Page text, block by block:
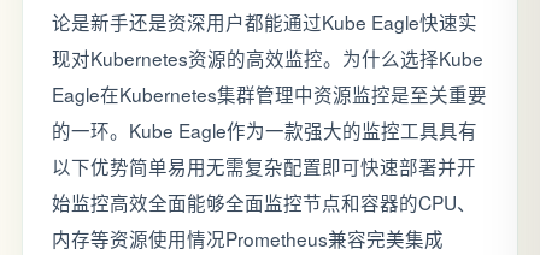
论是新手还是资深用户都能通过Kube Eagle快速实
现对Kubernetes资源的高效监控。为什么选择Kube
Eagle在Kubernetes集群管理中资源监控是至关重要
的一环。Kube Eagle作为一款强大的监控工具具有
以下优势简单易用无需复杂配置即可快速部署并开
始监控高效全面能够全面监控节点和容器的CPU、
内存等资源使用情况Prometheus兼容完美集成